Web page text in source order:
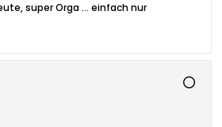
super Orga ... einfach nur